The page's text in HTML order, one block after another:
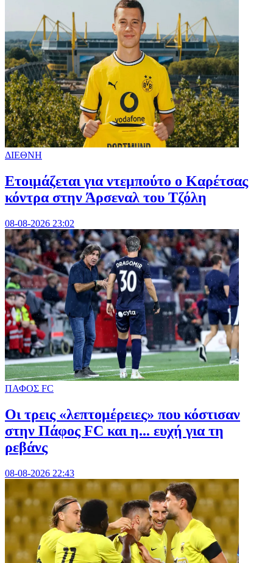
ΔΙΕΘΝΗ
Ετοιμάζεται για ντεμπούτο ο Καρέτσας
κόντρα στην Άρσεναλ του Τζόλη
08-08-2026 23:02
ΠΑΦΟΣ FC
Οι τρεις «λεπτομέρειες» που κόστισαν
στην Πάφος FC και η... ευχή για τη
ρεβάνς
08-08-2026 22:43